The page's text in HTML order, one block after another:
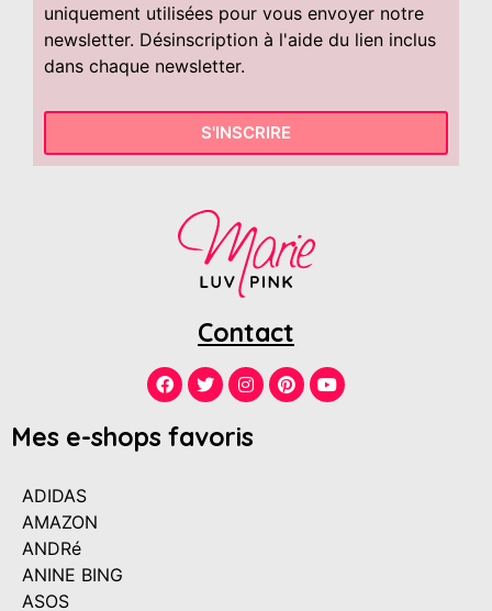
uniquement utilisées pour vous envoyer notre
newsletter. Désinscription à l'aide du lien inclus
dans chaque newsletter.
S'INSCRIRE
Contact
Mes e-shops favoris
ADIDAS
AMAZON
ANDRé
ANINE BING
ASOS